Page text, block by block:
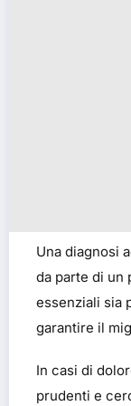
Una diagnosi
da parte di un
essenziali sia
garantire il
In casi di
prudenti e